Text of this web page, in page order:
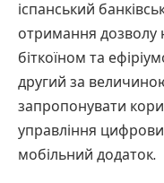
іспанський
отримання дозволу
біткоїном та
другий за
запропонувати
управління
мобільний додаток.